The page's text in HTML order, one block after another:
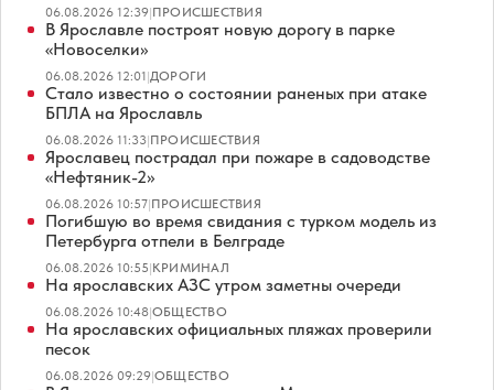
06.08.2026 12:39|ПРОИСШЕСТВИЯ
В Ярославле построят новую дорогу в парке
«Новоселки»
06.08.2026 12:01|ДОРОГИ
Стало известно о состоянии раненых при атаке
БПЛА на Ярославль
06.08.2026 11:33|ПРОИСШЕСТВИЯ
Ярославец пострадал при пожаре в садоводстве
«Нефтяник-2»
06.08.2026 10:57|ПРОИСШЕСТВИЯ
Погибшую во время свидания с турком модель из
Петербурга отпели в Белграде
06.08.2026 10:55|КРИМИНАЛ
На ярославских АЗС утром заметны очереди
06.08.2026 10:48|ОБЩЕСТВО
На ярославских официальных пляжах проверили
песок
06.08.2026 09:29|ОБЩЕСТВО